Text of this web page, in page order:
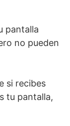
pantalla
no pueden
si recibes
tu pantalla,